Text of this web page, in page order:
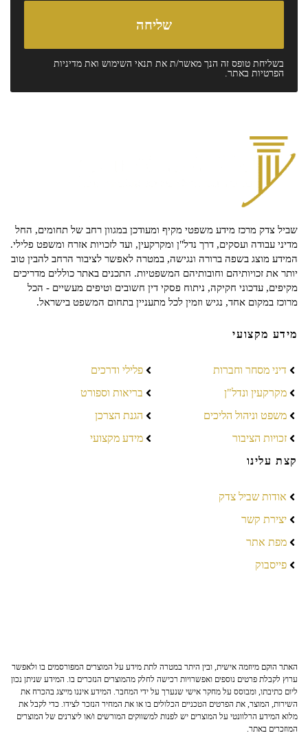
בשליחת טופס זה הנך מאשר/ת את תנאי השימוש ואת מדיניות
הפרטיות באתר.
שביל צדק מרכז מידע משפטי מקיף ומעודכן במגוון רחב של תחומים, החל
מדיני עבודה ועסקים, דרך נדל"ן ומקרקעין, ועד לזכויות אזרח ומשפט פלילי.
המידע מוצג בשפה ברורה ונגישה, במטרה לאפשר לציבור הרחב להבין טוב
יותר את זכויותיהם וחובותיהם המשפטיות. התכנים באתר כוללים מדריכים
מקיפים, עדכוני חקיקה, ניתוח פסקי דין חשובים וטיפים מעשיים - הכל
מרוכז במקום אחד, נגיש וזמין לכל מתעניין בתחום המשפט בישראל.
מידע מקצועי
דיני מסחר וחברות
מקרקעין ונדל"ן
משפט וניהול הליכים
זכויות הציבור
פלילי ודרכים
בריאות וספורט
הגנת הצרכן
מידע מקצועי
קצת עלינו
אודות שביל צדק
יצירת קשר
מפת אתר
פייסבוק
האתר הוקם מיוזמה אישית, ובין היתר במטרה לתת מידע על המוצרים המפורסמים בו ולאפשר
ערוץ לקבלת פרטים נוספים ואפשרויות רכישה לחלק מהמוצרים הנזכרים בו. המידע שניתן נכון
ליום כתיבתו, ומבוסס על מחקר אישי שנערך על ידי המחבר. המידע איננו מייצג בהכרח את
השירות, המוצר, את הפרטים הטכניים הכלולים בו או את המחיר הנזכר לצידו. כדי לקבל את
מלוא המידע הרלוונטי על המוצרים יש לפנות למשווקים המורשים ו/או ליצרנים של המוצרים
המוזכרים באתר.